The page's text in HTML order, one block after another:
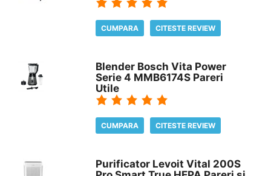
CUMPARA CITESTE REVIEW
Blender Bosch Vita Power
Serie 4 MMB6174S Pareri
Utile
CUMPARA CITESTE REVIEW
Purificator Levoit Vital 200S